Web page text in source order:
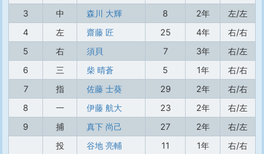
3
中 森川 大輝 8 2年
左/左
4
左 齋藤 匠 25 4年
右/右
5
右 須貝 7 3年
右/左
6
三 柴 晴蒼 5 1年
右/右
7
指 佐藤 士葵 29 2年
右/右
8
一 伊藤 航大 23 2年
右/左
9
捕 真下 尚己 27 2年
右/左
投
谷地 亮輔 11 1年
右/右